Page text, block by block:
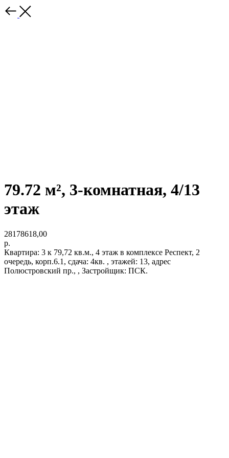
79.72 м², 3-комнатная, 4/13
этаж
28178618,00
р.
Квартира: 3 к 79,72 кв.м., 4 этаж в комплексе Респект, 2
очередь, корп.6.1, сдача: 4кв. , этажей: 13, адрес
Полюстровский пр., , Застройщик: ПСК.